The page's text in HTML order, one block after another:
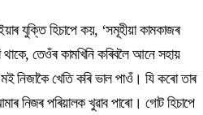
যুক্তি হিচাপে কয়, ‘সমূহীয়া কামকাজৰ
তেওঁৰ কামখিনি কৰিবলৈ আনে সহায়
নিজাকৈ খেতি কৰি ভাল পাওঁ। যি কৰো তাৰ
নিজৰ পৰিয়ালক খুৱাব পাৰো। গোট হিচাপে